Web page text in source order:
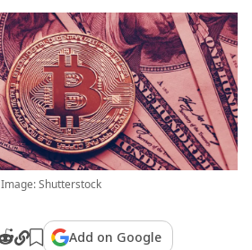
Image: Shutterstock
Add on Google